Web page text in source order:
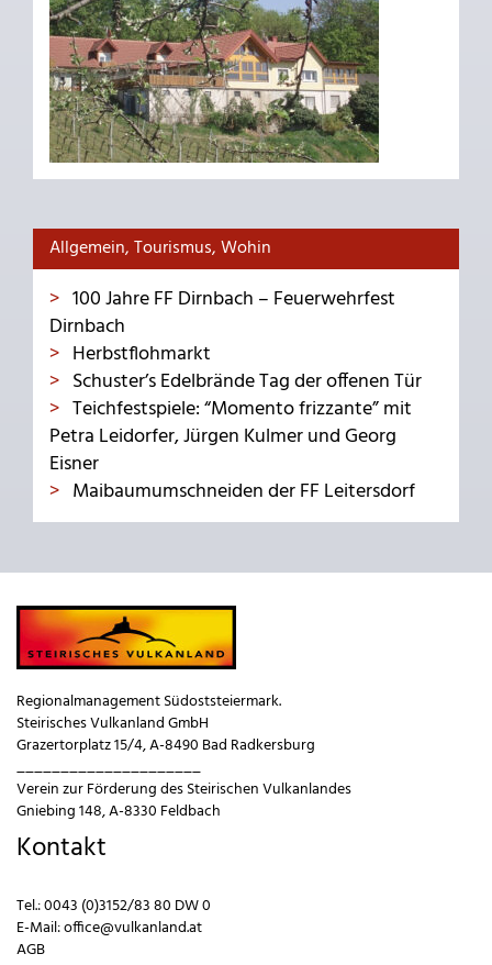
Allgemein, Tourismus, Wohin
100 Jahre FF Dirnbach – Feuerwehrfest
Dirnbach
Herbstflohmarkt
Schuster’s Edelbrände Tag der offenen Tür
Teichfestspiele: “Momento frizzante” mit
Petra Leidorfer, Jürgen Kulmer und Georg
Eisner
Maibaumumschneiden der FF Leitersdorf
Regionalmanagement Südoststeiermark.
Steirisches Vulkanland GmbH
Grazertorplatz 15/4, A-8490 Bad Radkersburg
_____________________
Verein zur Förderung des Steirischen Vulkanlandes
Gniebing 148, A-8330 Feldbach
Kontakt
Tel.:0043 (0)3152/83 80 DW 0
E-Mail:office@vulkanland.at
AGB